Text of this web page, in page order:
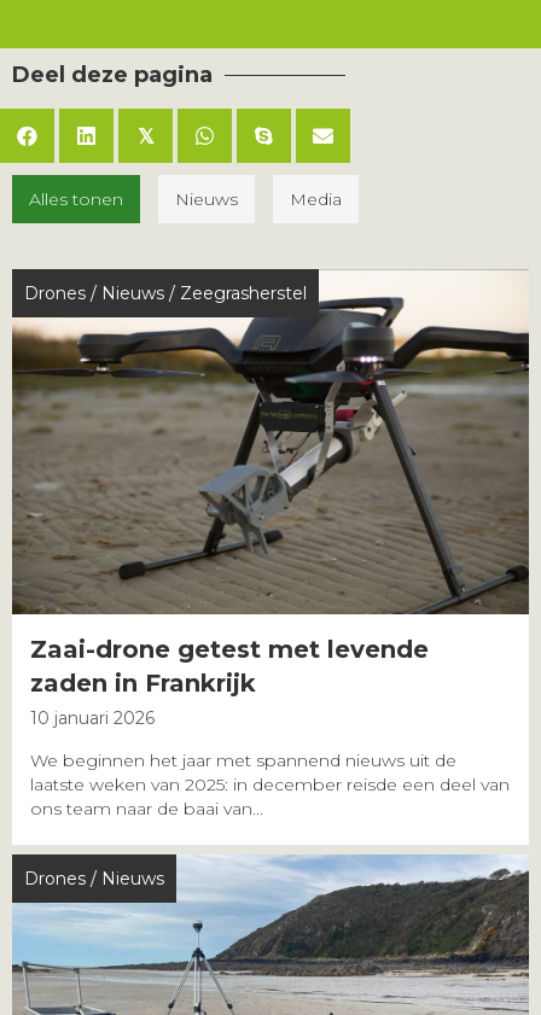
Deel deze pagina
𝕏
Alles tonen Nieuws Media
Drones / Nieuws / Zeegrasherstel
Zaai-drone getest met levende
zaden in Frankrijk
10 januari 2026
We beginnen het jaar met spannend nieuws uit de
laatste weken van 2025: in december reisde een deel van
ons team naar de baai van...
Drones / Nieuws